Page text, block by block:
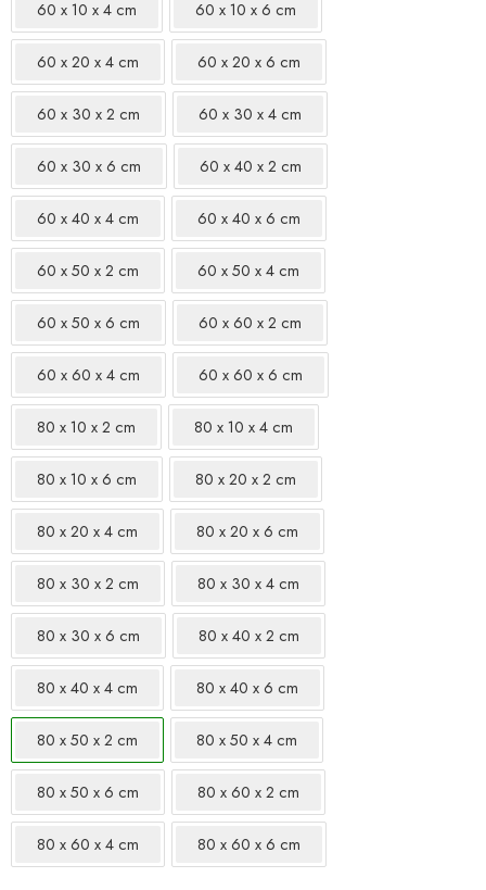
60 x 10 x 4 cm 60 x 10 x 6 cm
60 x 20 x 4 cm 60 x 20 x 6 cm
60 x 30 x 2 cm 60 x 30 x 4 cm
60 x 30 x 6 cm 60 x 40 x 2 cm
60 x 40 x 4 cm 60 x 40 x 6 cm
60 x 50 x 2 cm 60 x 50 x 4 cm
60 x 50 x 6 cm 60 x 60 x 2 cm
60 x 60 x 4 cm 60 x 60 x 6 cm
80 x 10 x 2 cm 80 x 10 x 4 cm
80 x 10 x 6 cm 80 x 20 x 2 cm
80 x 20 x 4 cm 80 x 20 x 6 cm
80 x 30 x 2 cm 80 x 30 x 4 cm
80 x 30 x 6 cm 80 x 40 x 2 cm
80 x 40 x 4 cm 80 x 40 x 6 cm
80 x 50 x 2 cm 80 x 50 x 4 cm
80 x 50 x 6 cm 80 x 60 x 2 cm
80 x 60 x 4 cm 80 x 60 x 6 cm